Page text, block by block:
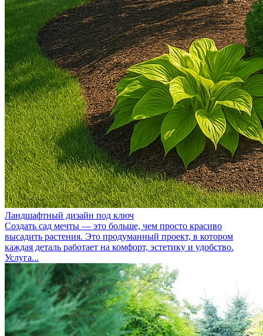
Ландшафтный дизайн под ключ
Создать сад мечты — это больше, чем просто красиво
высадить растения. Это продуманный проект, в котором
каждая деталь работает на комфорт, эстетику и удобство.
Услуга...